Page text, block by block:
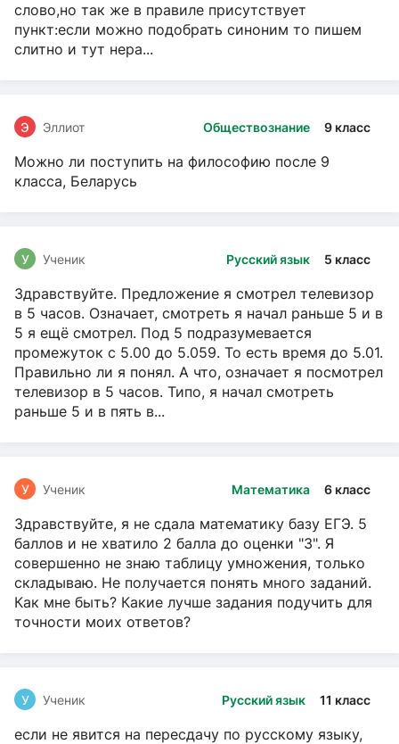
слово,но так же в правиле присутствует
пункт:если можно подобрать синоним то пишем
слитно и тут нера...
Обществознание 9 класс
Э Эллиот
Можно ли поступить на философию после 9
класса, Беларусь
Русский язык 5 класс
У Ученик
Здравствуйте. Предложение я смотрел телевизор
в 5 часов. Означает, смотреть я начал раньше 5 и в
5 я ещё смотрел. Под 5 подразумевается
промежуток с 5.00 до 5.059. То есть время до 5.01.
Правильно ли я понял. А что, означает я посмотрел
телевизор в 5 часов. Типо, я начал смотреть
раньше 5 и в пять в...
Математика 6 класс
У Ученик
Здравствуйте, я не сдала математику базу ЕГЭ. 5
баллов и не хватило 2 балла до оценки "3". Я
совершенно не знаю таблицу умножения, только
складываю. Не получается понять много заданий.
Как мне быть? Какие лучше задания подучить для
точности моих ответов?
Русский язык 11 класс
У Ученик
если не явится на пересдачу по русскому языку,